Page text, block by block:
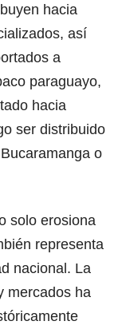
hacia
así
a
paraguayo,
hacia
ser distribuido
o
solo erosiona
representa
nacional. La
mercados ha